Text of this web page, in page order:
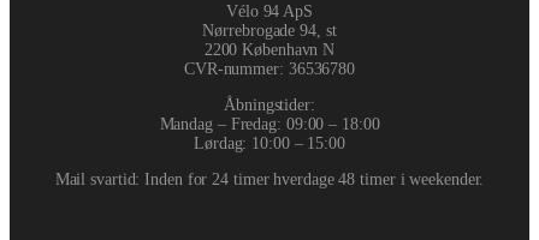
Vélo 94 ApS
Nørrebrogade 94, st
2200 København N
CVR-nummer: 36536780
Åbningstider:
Mandag – Fredag: 09:00 – 18:00
Lørdag: 10:00 – 15:00
Mail svartid: Inden for 24 timer hverdage 48 timer i weekender.